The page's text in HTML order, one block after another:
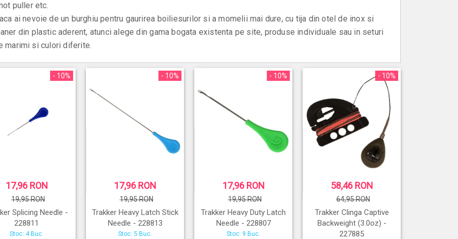
puller etc.
ai nevoie de un burghiu pentru gaurirea boiliesurilor si a momelii mai dure, cu tija din otel de inox si
din plastic aderent, atunci alege din gama bogata existenta pe site, produse individuale sau in seturi
marimi si culori diferite.
- 10%
17,96 RON
19,95 RON
Splicing Needle -
228811
Stoc: 4 Buc.
- 10%
17,96 RON
19,95 RON
Trakker Heavy Latch Stick
Needle - 228813
Stoc: 5 Buc.
- 10%
17,96 RON
19,95 RON
Trakker Heavy Duty Latch
Needle - 228807
Stoc: 9 Buc.
- 10%
58,46 RON
64,95 RON
Trakker Clinga Captive
Backweight (3.0oz) -
227885